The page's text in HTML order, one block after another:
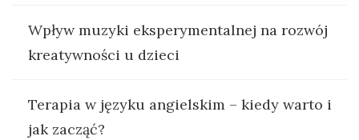
Wpływ muzyki eksperymentalnej na rozwój
kreatywności u dzieci
Terapia w języku angielskim – kiedy warto i
jak zacząć?